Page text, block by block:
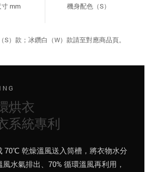
mm 機身配色（S）
S）款；冰鑽白（W）款請至對應商品頁。
烘衣
系統專利
70℃ 乾燥溫風送入筒槽，將衣物水分
風水氣排出、70% 循環溫風再利用，